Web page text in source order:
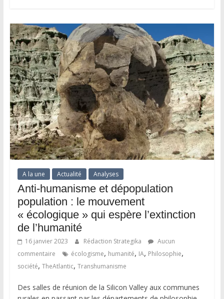
A la une Actualité Analyses
Anti-humanisme et dépopulation
population : le mouvement
« écologique » qui espère l’extinction
de l’humanité
16 janvier 2023 Rédaction Strategika
Aucun
commentaire
écologisme, humanité, IA, Philosophie,
société, TheAtlantic, Transhumanisme
Des salles de réunion de la Silicon Valley aux communes